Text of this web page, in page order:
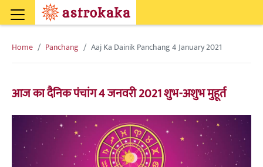
Home Panchang Aaj Ka Dainik Panchang 4 January 2021
आज का दैनिक पंचांग 4 जनवरी 2021 शुभ-अशुभ मुहूर्त